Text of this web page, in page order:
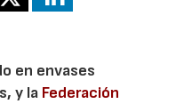
en envases
y la Federación